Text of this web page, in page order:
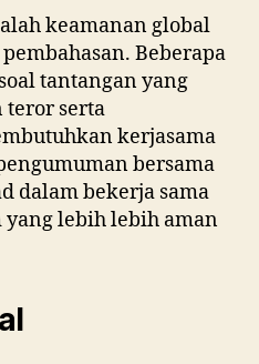
keamanan global
Beberapa
tantangan yang
teror serta
kerjasama
bersama
dalam bekerja sama
lebih lebih aman